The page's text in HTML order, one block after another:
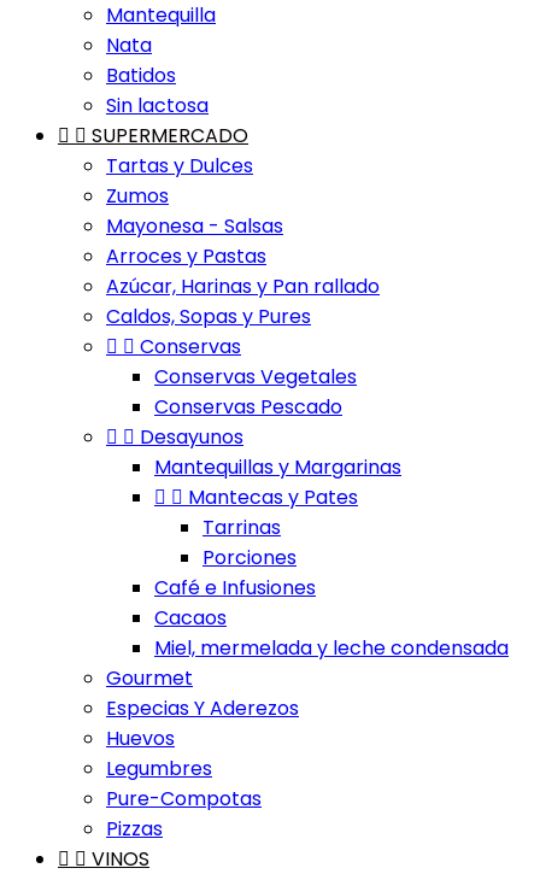
Mantequilla
Nata
Batidos
Sin lactosa
  SUPERMERCADO
Tartas y Dulces
Zumos
Mayonesa - Salsas
Arroces y Pastas
Azúcar, Harinas y Pan rallado
Caldos, Sopas y Pures
  Conservas
Conservas Vegetales
Conservas Pescado
  Desayunos
Mantequillas y Margarinas
  Mantecas y Pates
Tarrinas
Porciones
Café e Infusiones
Cacaos
Miel, mermelada y leche condensada
Gourmet
Especias Y Aderezos
Huevos
Legumbres
Pure-Compotas
Pizzas
  VINOS